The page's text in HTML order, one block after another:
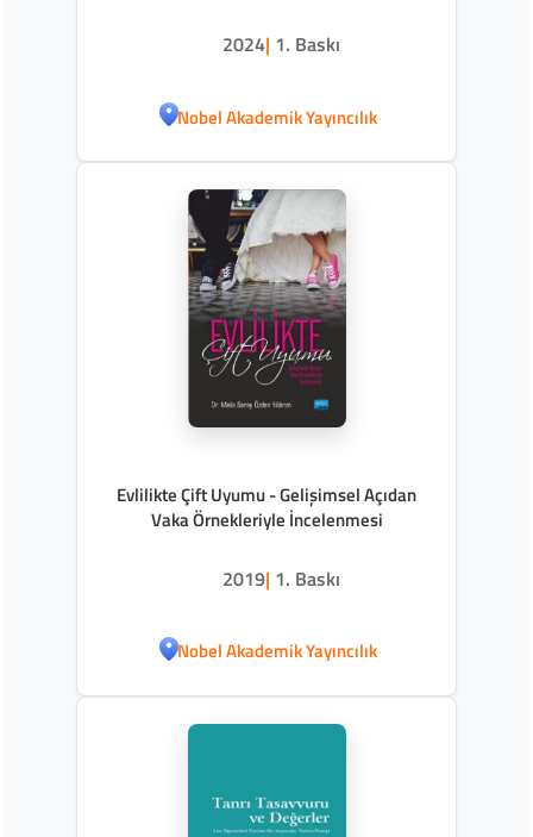
2024| 1. Baskı
Nobel Akademik Yayıncılık
Evlilikte Çift Uyumu - Gelişimsel Açıdan
Vaka Örnekleriyle İncelenmesi
2019| 1. Baskı
Nobel Akademik Yayıncılık